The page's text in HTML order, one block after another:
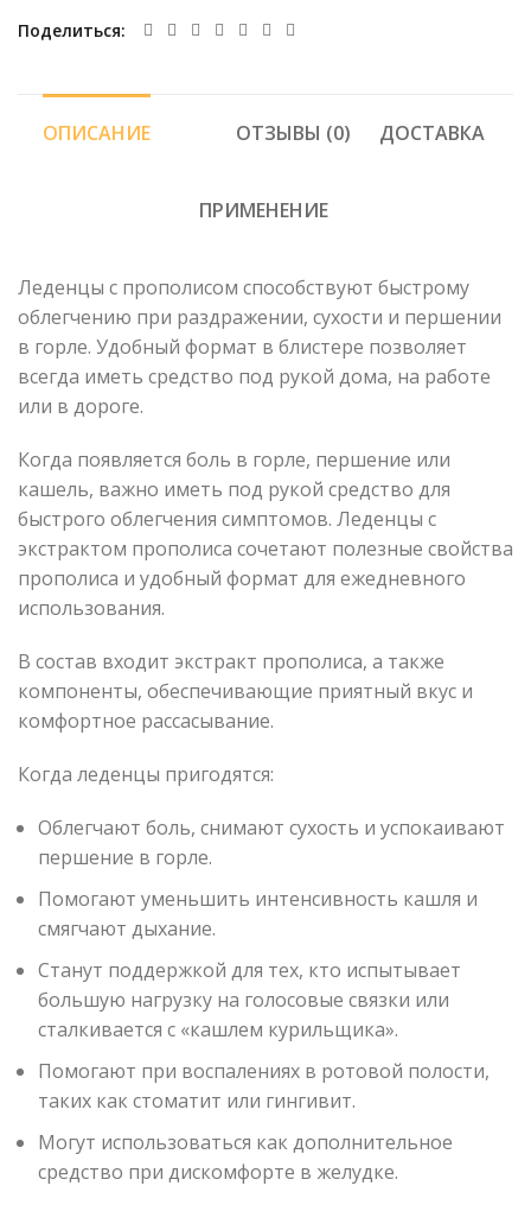
Поделиться
ОПИСАНИЕ ОТЗЫВЫ (0) ДОСТАВКА
ПРИМЕНЕНИЕ
Леденцы с прополисом способствуют быстрому
облегчению при раздражении, сухости и першении
в горле. Удобный формат в блистере позволяет
всегда иметь средство под рукой дома, на работе
или в дороге.
Когда появляется боль в горле, першение или
кашель, важно иметь под рукой средство для
быстрого облегчения симптомов. Леденцы с
экстрактом прополиса сочетают полезные свойства
прополиса и удобный формат для ежедневного
использования.
В состав входит экстракт прополиса, а также
компоненты, обеспечивающие приятный вкус и
комфортное рассасывание.
Когда леденцы пригодятся:
Облегчают боль, снимают сухость и успокаивают
першение в горле.
Помогают уменьшить интенсивность кашля и
смягчают дыхание.
Станут поддержкой для тех, кто испытывает
большую нагрузку на голосовые связки или
сталкивается с «кашлем курильщика».
Помогают при воспалениях в ротовой полости,
таких как стоматит или гингивит.
Могут использоваться как дополнительное
средство при дискомфорте в желудке.